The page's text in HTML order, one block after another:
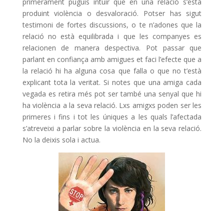
produint violència o desvaloració. Potser has sigut
testimoni de fortes discussions, o te n’adones que la
relació no està equilibrada i que les companyes es
relacionen de manera despectiva. Pot passar que
parlant en confiança amb amigues et faci l’efecte que a
la relació hi ha alguna cosa que falla o que no t’està
explicant tota la veritat. Si notes que una amiga cada
vegada es retira més pot ser també una senyal que hi
ha violència a la seva relació. Lxs amigxs poden ser les
primeres i fins i tot les úniques a les quals l’afectada
s’atreveixi a parlar sobre la violència en la seva relació.
No la deixis sola i actua.